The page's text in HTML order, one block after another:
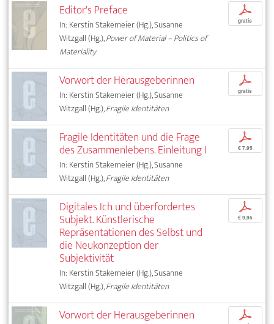
Editor's Preface
In: Kerstin Stakemeier (Hg.), Susanne
Witzgall (Hg.),Power of Material – Politics of
Materiality
p
gratis
Vorwort der Herausgeberinnen
In: Kerstin Stakemeier (Hg.), Susanne
Witzgall (Hg.),Fragile Identitäten
p
gratis
Fragile Identitäten und die Frage
des Zusammenlebens. Einleitung I
In: Kerstin Stakemeier (Hg.), Susanne
Witzgall (Hg.),Fragile Identitäten
p
€ 7,95
Digitales Ich und überfordertes
Subjekt. Künstlerische
Repräsentationen des Selbst und
die Neukonzeption der
Subjektivität
In: Kerstin Stakemeier (Hg.), Susanne
Witzgall (Hg.),Fragile Identitäten
p
€ 9,95
Vorwort der Herausgeberinnen p